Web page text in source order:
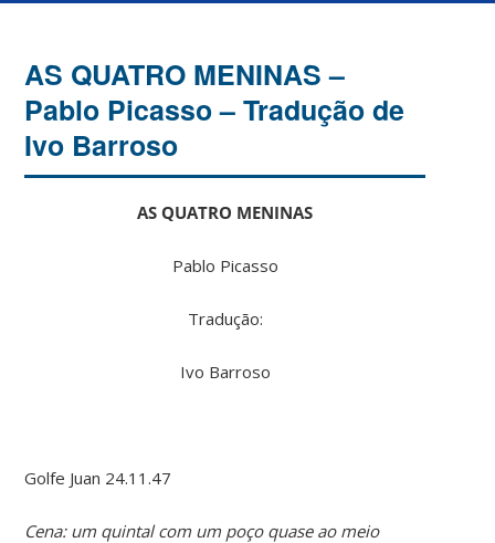
AS QUATRO MENINAS –
Pablo Picasso – Tradução de
Ivo Barroso
AS QUATRO MENINAS
Pablo Picasso
Tradução:
Ivo Barroso
Golfe Juan 24.11.47
Cena: um quintal com um poço quase ao meio